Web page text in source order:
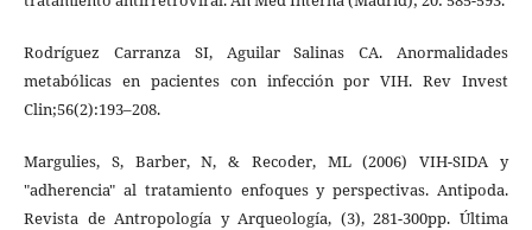
Rodríguez Carranza SI, Aguilar Salinas CA. Anormalidades
metabólicas en pacientes con infección por VIH. Rev Invest
Clin;56(2):193–208.
Margulies, S, Barber, N, & Recoder, ML (2006) VIH-SIDA y
"adherencia" al tratamiento enfoques y perspectivas. Antipoda.
Revista de Antropología y Arqueología, (3), 281-300pp. Última